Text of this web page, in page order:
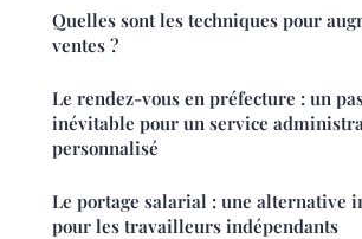
Quelles sont les techniques pour
ventes ?
Le rendez-vous en préfecture : un
inévitable pour un service
personnalisé
Le portage salarial : une alternative
pour les travailleurs indépendants